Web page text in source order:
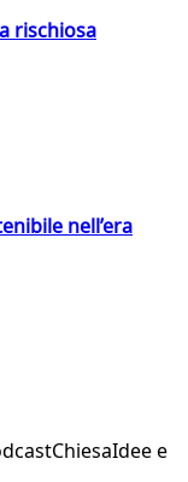
rischiosa
nell’era
ChiesaIdee e